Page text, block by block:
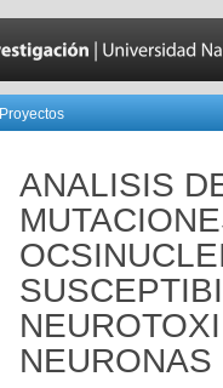
Proyectos
ANALISIS